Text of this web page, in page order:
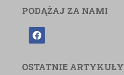
PODĄŻAJ ZA NAMI
OSTATNIE ARTYKUŁY